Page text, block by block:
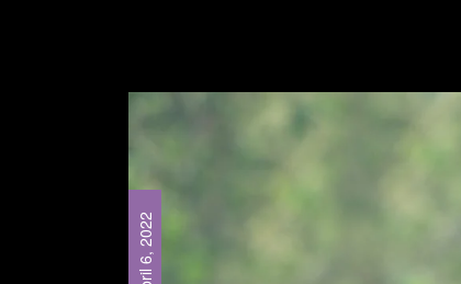
abril 6, 2022